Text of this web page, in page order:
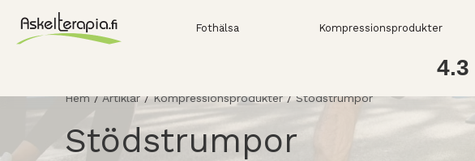
Fothälsa Kompressionsprodukter
4.3
Hem/Artiklar/Kompressionsprodukter/Stödstrumpor
Stödstrumpor